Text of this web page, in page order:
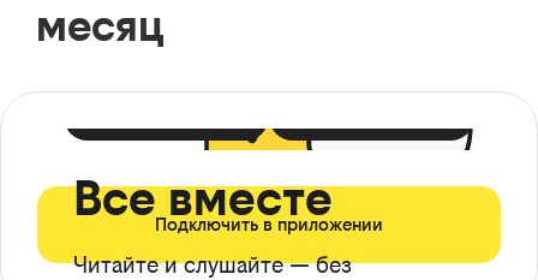
месяц
Все вместе
Читайте и слушайте — без
Подключить в приложении